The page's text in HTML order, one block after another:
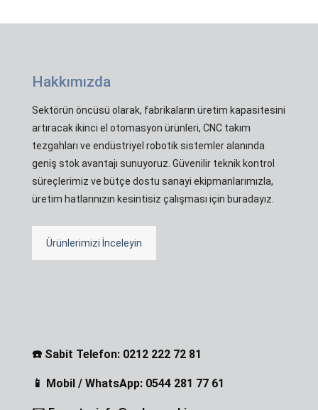
Hakkımızda
Sektörün öncüsü olarak, fabrikaların üretim kapasitesini
artıracak ikinci el otomasyon ürünleri, CNC takım
tezgahları ve endüstriyel robotik sistemler alanında
geniş stok avantajı sunuyoruz. Güvenilir teknik kontrol
süreçlerimiz ve bütçe dostu sanayi ekipmanlarımızla,
üretim hatlarınızın kesintisiz çalışması için buradayız.
Ürünlerimizi İnceleyin
☎️ Sabit Telefon: 0212 222 72 81
📱 Mobil / WhatsApp: 0544 281 77 61